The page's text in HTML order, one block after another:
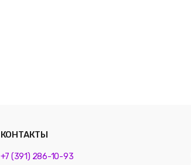
КОНТАКТЫ
+7 (391) 286-10-93